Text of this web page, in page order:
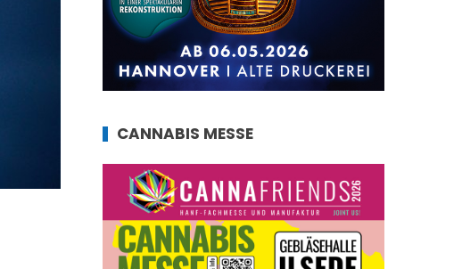
CANNABIS MESSE